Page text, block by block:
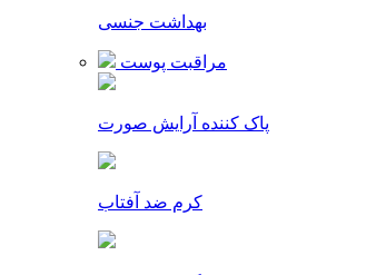
بهداشت جنسی
مراقبت پوست
پاک کننده آرایش صورت
کرم ضد آفتاب